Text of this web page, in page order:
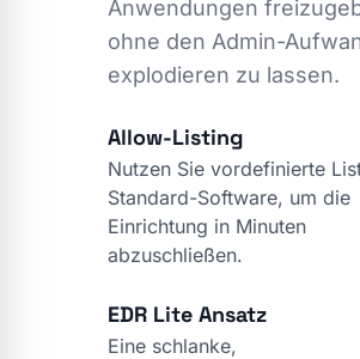
Anwendungen
ohne den Admin-
explodieren zu lassen.
Allow-Listing
Nutzen Sie vordefinierte
Standard-Software, um die
Einrichtung in Minuten
abzuschließen.
EDR Lite Ansatz
Eine schlanke,